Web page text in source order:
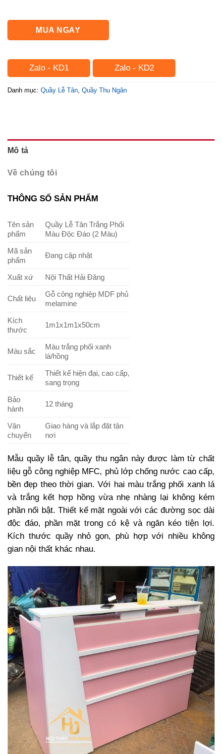
MUA NGAY
Zalo - KD1 Zalo - KD2
Danh mục: Quầy Lễ Tân Quầy Thu Ngân
Mô tả
Về chúng tôi
THÔNG SỐ SẢN PHẨM
Tên sản
phẩm
Quầy Lễ Tân Trắng Phối
Màu Độc Đáo (2 Màu)
Mã sản
phẩm
Đang cập nhật
Xuất xứ Nội Thất Hải Đăng
Chất liệu
Gỗ công nghiệp MDF phủ
melamine
Kích
thước
1m1x1m1x50cm
Màu sắc
Màu trắng phối xanh
lá/hồng
Thiết kế
Thiết kế hiện đại, cao cấp,
sang trọng
Bảo
hành
12 tháng
Vận
chuyển
Giao hàng và lắp đặt tận
nơi
Mẫu quầy lễ tân, quầy thu ngân này được làm từ chất
liệu gỗ công nghiệp MFC, phủ lớp chống nước cao cấp,
bền đẹp theo thời gian. Với hai màu trắng phối xanh lá
và trắng kết hợp hồng vừa nhẹ nhàng lại không kém
phần nổi bật. Thiết kế mặt ngoài với các đường sọc dài
độc đáo, phần mặt trong có kệ và ngăn kéo tiện lợi.
Kích thước quầy nhỏ gọn, phù hợp với nhiều không
gian nội thất khác nhau.